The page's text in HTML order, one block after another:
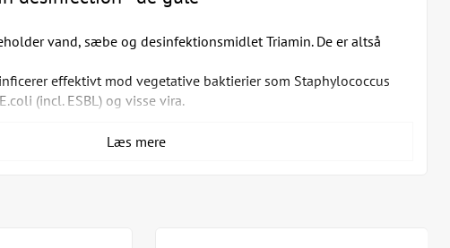
vand, sæbe og desinfektionsmidlet Triamin. De er altså
effektivt mod vegetative baktierier som Staphylococcus
(incl. ESBL) og visse vira.
med fordel anvendes på gummi og på udstyr, der ikke tåler
Læs mere